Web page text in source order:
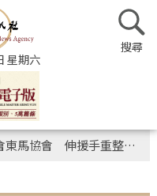
星期六
馬協會 伸援手重整校園